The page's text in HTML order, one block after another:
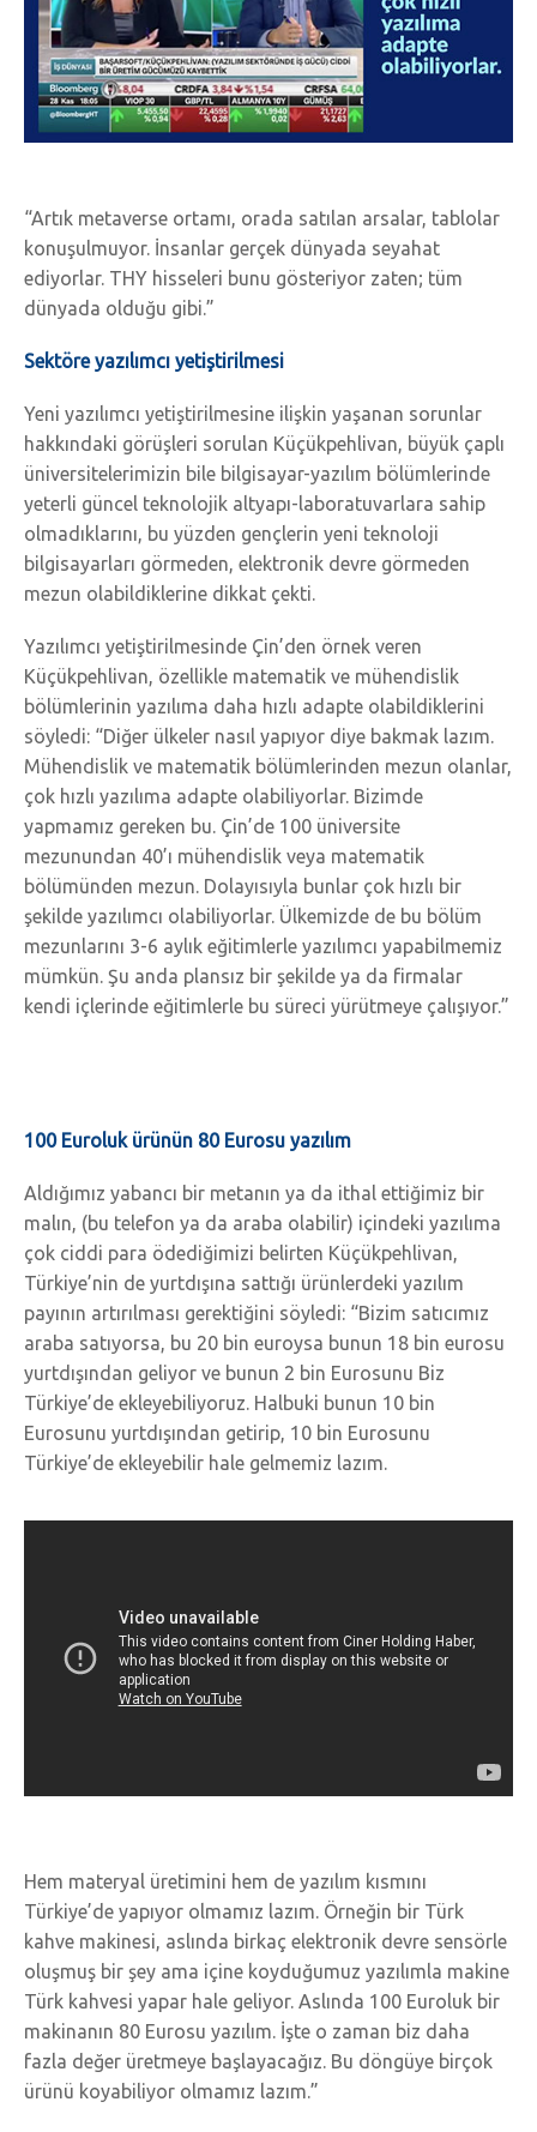
“Artık metaverse ortamı, orada satılan arsalar, tablolar
konuşulmuyor. İnsanlar gerçek dünyada seyahat
ediyorlar. THY hisseleri bunu gösteriyor zaten; tüm
dünyada olduğu gibi.”
Sektöre yazılımcı yetiştirilmesi
Yeni yazılımcı yetiştirilmesine ilişkin yaşanan sorunlar
hakkındaki görüşleri sorulan Küçükpehlivan, büyük çaplı
üniversitelerimizin bile bilgisayar-yazılım bölümlerinde
yeterli güncel teknolojik altyapı-laboratuvarlara sahip
olmadıklarını, bu yüzden gençlerin yeni teknoloji
bilgisayarları görmeden, elektronik devre görmeden
mezun olabildiklerine dikkat çekti.
Yazılımcı yetiştirilmesinde Çin’den örnek veren
Küçükpehlivan, özellikle matematik ve mühendislik
bölümlerinin yazılıma daha hızlı adapte olabildiklerini
söyledi: “Diğer ülkeler nasıl yapıyor diye bakmak lazım.
Mühendislik ve matematik bölümlerinden mezun olanlar,
çok hızlı yazılıma adapte olabiliyorlar. Bizimde
yapmamız gereken bu. Çin’de 100 üniversite
mezunundan 40’ı mühendislik veya matematik
bölümünden mezun. Dolayısıyla bunlar çok hızlı bir
şekilde yazılımcı olabiliyorlar. Ülkemizde de bu bölüm
mezunlarını 3-6 aylık eğitimlerle yazılımcı yapabilmemiz
mümkün. Şu anda plansız bir şekilde ya da firmalar
kendi içlerinde eğitimlerle bu süreci yürütmeye çalışıyor.”
100 Euroluk ürünün 80 Eurosu yazılım
Aldığımız yabancı bir metanın ya da ithal ettiğimiz bir
malın, (bu telefon ya da araba olabilir) içindeki yazılıma
çok ciddi para ödediğimizi belirten Küçükpehlivan,
Türkiye’nin de yurtdışına sattığı ürünlerdeki yazılım
payının artırılması gerektiğini söyledi: “Bizim satıcımız
araba satıyorsa, bu 20 bin euroysa bunun 18 bin eurosu
yurtdışından geliyor ve bunun 2 bin Eurosunu Biz
Türkiye’de ekleyebiliyoruz. Halbuki bunun 10 bin
Eurosunu yurtdışından getirip, 10 bin Eurosunu
Türkiye’de ekleyebilir hale gelmemiz lazım.
Hem materyal üretimini hem de yazılım kısmını
Türkiye’de yapıyor olmamız lazım. Örneğin bir Türk
kahve makinesi, aslında birkaç elektronik devre sensörle
oluşmuş bir şey ama içine koyduğumuz yazılımla makine
Türk kahvesi yapar hale geliyor. Aslında 100 Euroluk bir
makinanın 80 Eurosu yazılım. İşte o zaman biz daha
fazla değer üretmeye başlayacağız. Bu döngüye birçok
ürünü koyabiliyor olmamız lazım.”